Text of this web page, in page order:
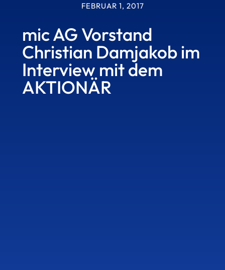
FEBRUAR 1, 2017
mic AG Vorstand
Christian Damjakob im
Interview mit dem
AKTIONÄR